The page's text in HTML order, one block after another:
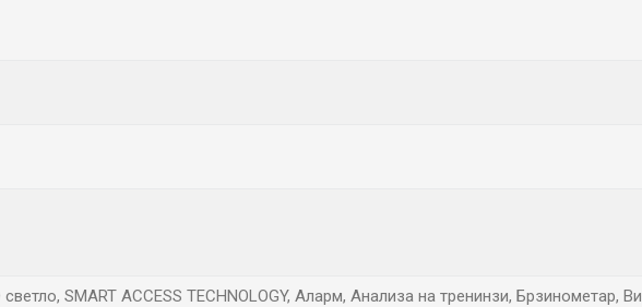
светло, SMART ACCESS TECHNOLOGY, Аларм, Анализа на тренинзи, Брзинометар,